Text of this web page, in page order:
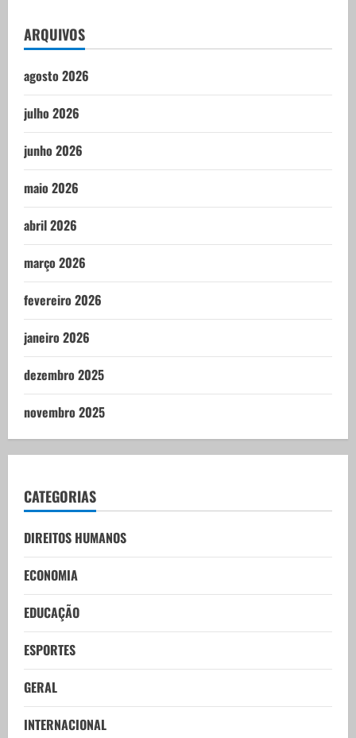
ARQUIVOS
agosto 2026
julho 2026
junho 2026
maio 2026
abril 2026
março 2026
fevereiro 2026
janeiro 2026
dezembro 2025
novembro 2025
CATEGORIAS
DIREITOS HUMANOS
ECONOMIA
EDUCAÇÃO
ESPORTES
GERAL
INTERNACIONAL